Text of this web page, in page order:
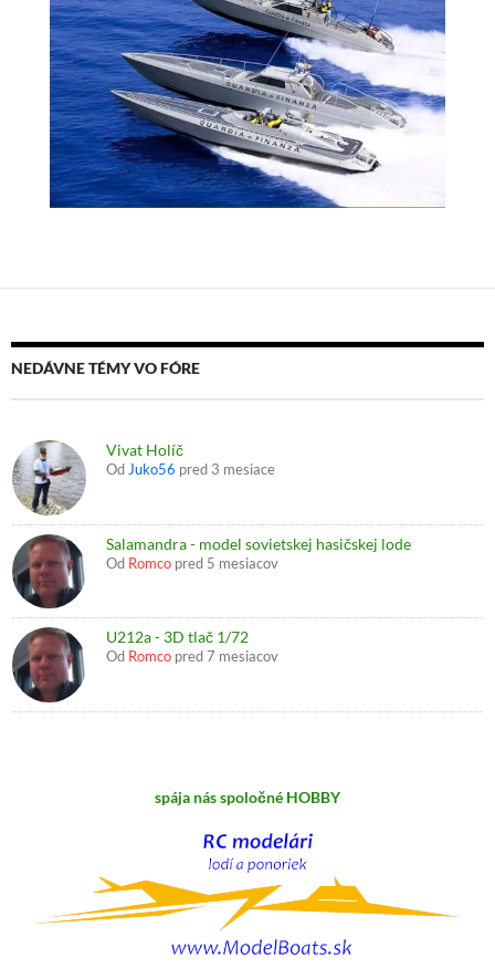
NEDÁVNE TÉMY VO FÓRE
Vivat Holíč
Od Juko56 pred 3 mesiace
Salamandra - model sovietskej hasičskej lode
Od Romco pred 5 mesiacov
U212a - 3D tlač 1/72
Od Romco pred 7 mesiacov
spája nás spoločné HOBBY